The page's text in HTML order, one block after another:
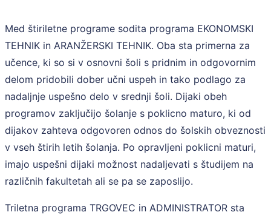
Med štiriletne programe sodita programa EKONOMSKI
TEHNIK in ARANŽERSKI TEHNIK. Oba sta primerna za
učence, ki so si v osnovni šoli s pridnim in odgovornim
delom pridobili dober učni uspeh in tako podlago za
nadaljnje uspešno delo v srednji šoli. Dijaki obeh
programov zaključijo šolanje s poklicno maturo, ki od
dijakov zahteva odgovoren odnos do šolskih obveznosti
v vseh štirih letih šolanja. Po opravljeni poklicni maturi,
imajo uspešni dijaki možnost nadaljevati s študijem na
različnih fakultetah ali se pa se zaposlijo.
Triletna programa TRGOVEC in ADMINISTRATOR sta